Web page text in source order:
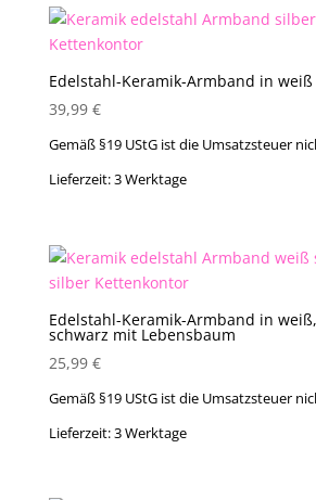
Edelstahl-Keramik-Armband in
39,99 €
Gemäß §19 UStG ist die Umsatzsteuer
Lieferzeit:3 Werktage
Edelstahl-Keramik-Armband in
schwarz mit Lebensbaum
25,99 €
Gemäß §19 UStG ist die Umsatzsteuer
Lieferzeit:3 Werktage